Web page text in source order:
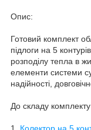
Опис:
Готовий комплект
підлоги на 5
розподілу тепла в
елементи системи
надійності,
До складу
1. Колектор на 5